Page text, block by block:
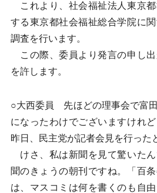
これより、社会福祉法人東京
する東京都社会福祉総合学院に
調査を行います。
この際、委員より発言の申し
を許します。
○大西委員 先ほどの理事会で富
になったわけでございますけれど
昨日、民主党が記者会見を行った
けさ、私は新聞を見て驚いた
聞のきょうの朝刊ですね。「百
は、マスコミは何を書くのも自